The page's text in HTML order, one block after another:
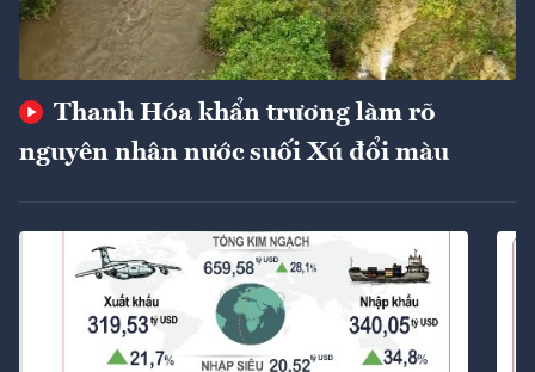
Thanh Hóa khẩn trương làm rõ
nguyên nhân nước suối Xú đổi màu